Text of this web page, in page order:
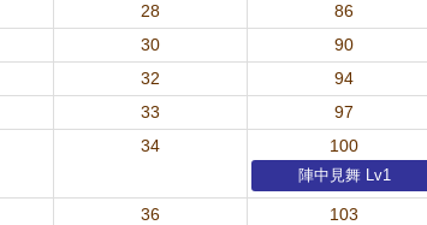
28 86
30 90
32 94
33 97
34 100
陣中見舞 Lv1
36 103